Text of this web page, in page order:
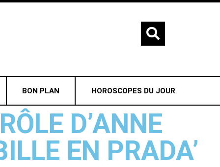
BON PLAN HOROSCOPES DU JOUR
D’ANNE
EN PRADA’